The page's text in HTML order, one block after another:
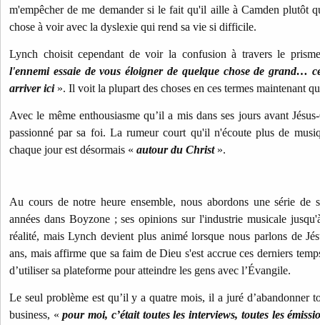
m'empêcher de me demander si le fait qu'il aille à Camden plutôt
chose à voir avec la dyslexie qui rend sa vie si difficile.
Lynch choisit cependant de voir la confusion à travers le
l'ennemi essaie de vous éloigner de quelque chose de grand…
arriver ici». Il voit la plupart des choses en ces termes maintenant
Avec le même enthousiasme qu’il a mis dans ses jours avant
passionné par sa foi. La rumeur court qu'il n'écoute plus de
chaque jour est désormais « autour du Christ».
Au cours de notre heure ensemble, nous abordons une série de
années dans Boyzone ; ses opinions sur l'industrie musicale
réalité, mais Lynch devient plus animé lorsque nous parlons de
ans, mais affirme que sa faim de Dieu s'est accrue ces derniers
d’utiliser sa plateforme pour atteindre les gens avec l’Évangile.
Le seul problème est qu’il y a quatre mois, il a juré d’abandonner
business, «pour moi, c’était toutes les interviews, toutes les